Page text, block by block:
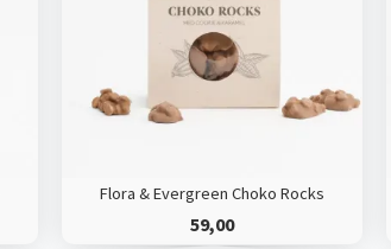
Flora & Evergreen Choko Rocks
59,00